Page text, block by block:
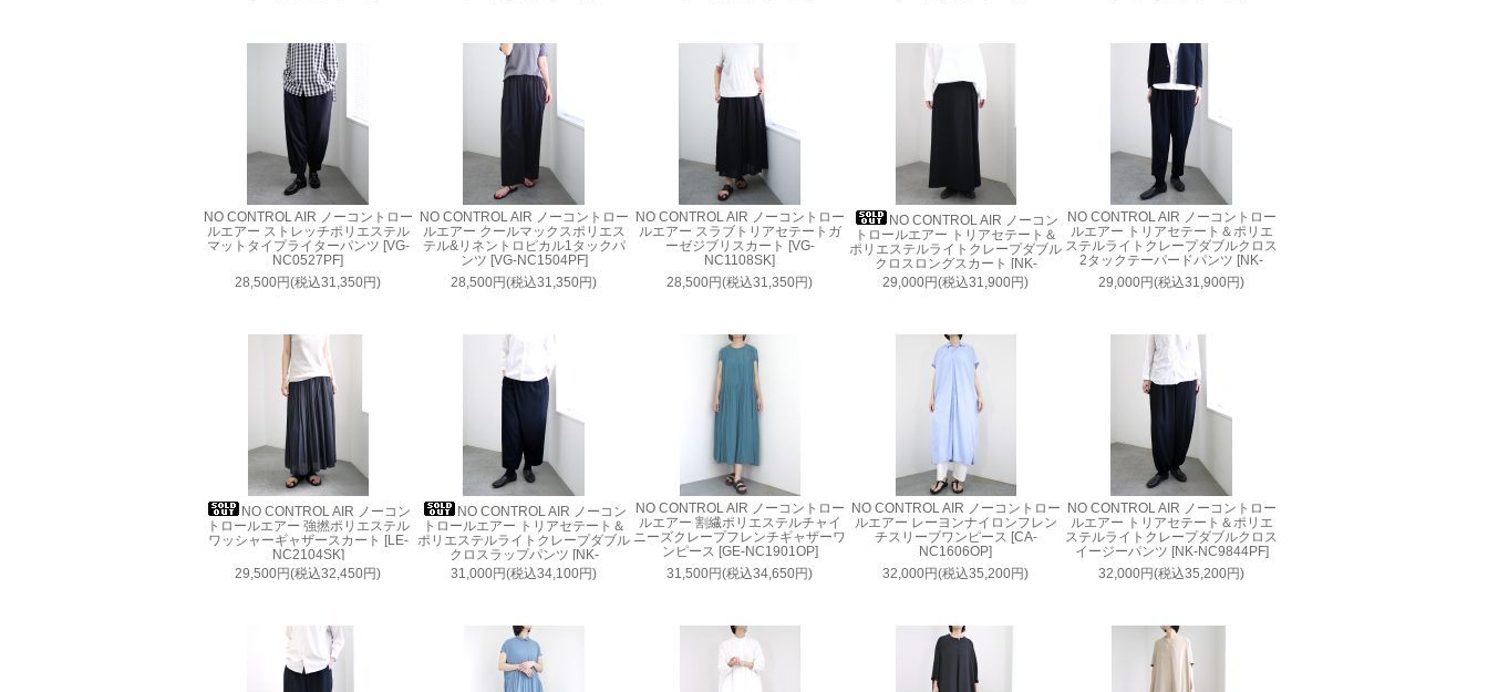
NO CONTROL AIR ノーコントロー
ルエアー ストレッチポリエステル
マットタイプライターパンツ [VG-
NC0527PF]
28,500円(税込31,350円)
NO CONTROL AIR ノーコントロー
ルエアー クールマックスポリエス
テル&リネントロピカル1タックパ
ンツ [VG-NC1504PF]
28,500円(税込31,350円)
NO CONTROL AIR ノーコントロー
ルエアー スラブトリアセテートガ
ーゼジブリスカート [VG-
NC1108SK]
28,500円(税込31,350円)
NO CONTROL AIR ノーコン
トロールエアー トリアセテート＆
ポリエステルライトクレープダブル
クロスロングスカート [NK-
NC9838SK]
29,000円(税込31,900円)
NO CONTROL AIR ノーコントロー
ルエアー トリアセテート＆ポリエ
ステルライトクレープダブルクロス
2タックテーパードパンツ [NK-
NC9816PF]
29,000円(税込31,900円)
NO CONTROL AIR ノーコン
トロールエアー 強撚ポリエステル
ワッシャーギャザースカート [LE-
NC2104SK]
29,500円(税込32,450円)
NO CONTROL AIR ノーコン
トロールエアー トリアセテート＆
ポリエステルライトクレープダブル
クロスラップパンツ [NK-
NC9842PF]
31,000円(税込34,100円)
NO CONTROL AIR ノーコントロー
ルエアー 割繊ポリエステルチャイ
ニーズクレープフレンチギャザーワ
ンピース [GE-NC1901OP]
31,500円(税込34,650円)
NO CONTROL AIR ノーコントロー
ルエアー レーヨンナイロンフレン
チスリーブワンピース [CA-
NC1606OP]
32,000円(税込35,200円)
NO CONTROL AIR ノーコントロー
ルエアー トリアセテート＆ポリエ
ステルライトクレープダブルクロス
イージーパンツ [NK-NC9844PF]
32,000円(税込35,200円)